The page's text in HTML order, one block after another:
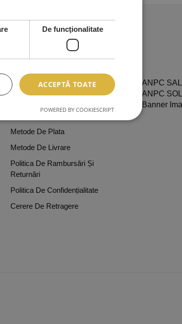
INFO LEGAL
Metode De Plata
Metode De Livrare
Politica De Rambursări Și
Returnări
Politica De Confidențialitate
Cerere De Retragere
De funcţionalitate
ACCEPTĂ TOATE
POWERED BY COOKIESCRIPT